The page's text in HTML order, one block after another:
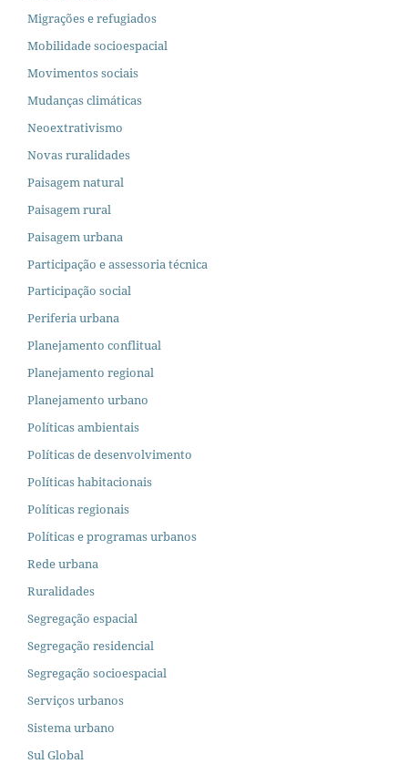
Migrações e refugiados
Mobilidade socioespacial
Movimentos sociais
Mudanças climáticas
Neoextrativismo
Novas ruralidades
Paisagem natural
Paisagem rural
Paisagem urbana
Participação e assessoria técnica
Participação social
Periferia urbana
Planejamento conflitual
Planejamento regional
Planejamento urbano
Políticas ambientais
Políticas de desenvolvimento
Políticas habitacionais
Políticas regionais
Políticas e programas urbanos
Rede urbana
Ruralidades
Segregação espacial
Segregação residencial
Segregação socioespacial
Serviços urbanos
Sistema urbano
Sul Global